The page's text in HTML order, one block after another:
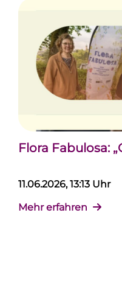
Flora Fabulosa:
11.06.2026, 13:13 Uhr
Mehr erfahren